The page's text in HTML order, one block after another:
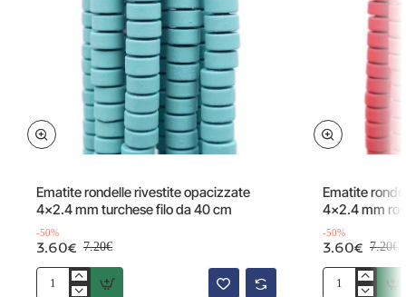
Ematite rondelle rivestite opacizzate
4x2.4 mm turchese filo da 40 cm
-50%
3.60€ 7.20€
Ematite
Ematite
4x2.4 mm
-50%
3.60€ 7.20€
Ematite